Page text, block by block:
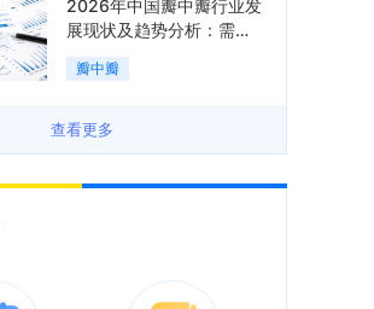
2026年中国瓣中瓣行业发
展现状及趋势分析：需求
可持续释放，市场发展前
景良好「图」
瓣中瓣
查看更多